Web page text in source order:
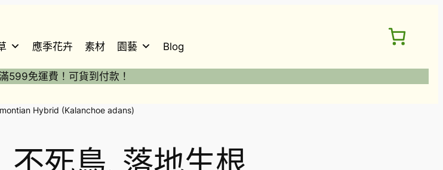
應季花卉 素材 園藝 Blog
599免運費！可貨到付款！
Hybrid (Kalanchoe adans)